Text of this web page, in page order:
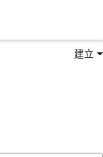
建立